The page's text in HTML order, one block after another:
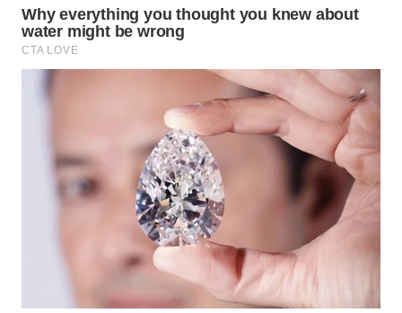
INFRASTRUKTUR
WAHANA
KONSUMEN
WAHANA
WAHANA